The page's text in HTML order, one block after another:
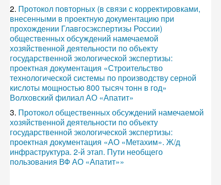
2. Протокол повторных (в связи с корректировками,
внесенными в проектную документацию при
прохождении Главгосэкспертизы России)
общественных обсуждений намечаемой
хозяйственной деятельности по объекту
государственной экологической экспертизы:
проектная документация «Строительство
технологической системы по производству серной
кислоты мощностью 800 тысяч тонн в год»
Волховский филиал АО «Апатит»
3. Протокол общественных обсуждений намечаемой
хозяйственной деятельности по объекту
государственной экологической экспертизы:
проектная документация «АО «Метахим». Ж/д
инфраструктура. 2-й этап. Пути необщего
пользования ВФ АО «Апатит»»